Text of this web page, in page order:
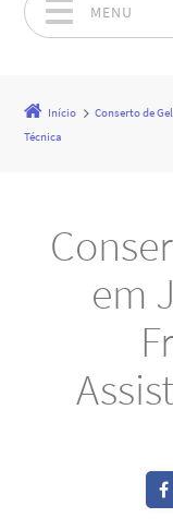
MENU
Início
Conserto de
Técnica
em